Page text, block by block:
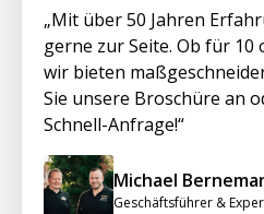
„Mit über 50 Jahren
gerne zur Seite. Ob für 10
wir bieten
Sie unsere Broschüre an
Schnell-Anfrage!“
Michael
Geschäftsführer &